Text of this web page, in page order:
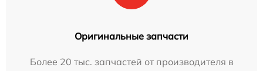
Оригинальные запчасти
Более 20 тыс. запчастей от производителя в